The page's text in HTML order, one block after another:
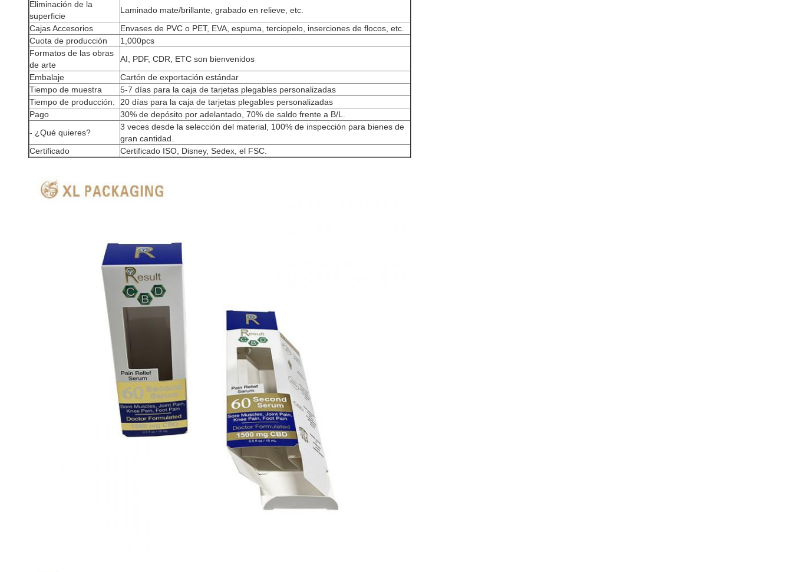
Eliminación de la
superficie
Laminado mate/brillante, grabado en relieve, etc.
Cajas Accesorios
Envases de PVC o PET, EVA, espuma, terciopelo, inserciones de flocos, etc.
Cuota de producción
1,000pcs
Formatos de las obras
de arte
AI, PDF, CDR, ETC son bienvenidos
Embalaje
Cartón de exportación estándar
Tiempo de muestra
5-7 días para la caja de tarjetas plegables personalizadas
Tiempo de producción:
20 días para la caja de tarjetas plegables personalizadas
Pago
30% de depósito por adelantado, 70% de saldo frente a B/L.
- ¿Qué quieres?
3 veces desde la selección del material, 100% de inspección para bienes de
gran cantidad.
Certificado
Certificado ISO, Disney, Sedex, el FSC.